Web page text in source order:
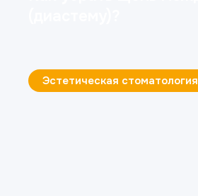
Эстетическая стоматология